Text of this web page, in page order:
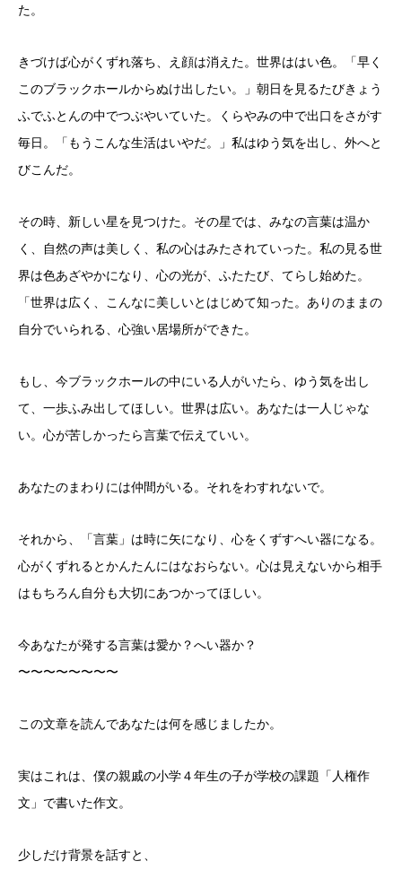
た。
きづけば心がくずれ落ち、え顔は消えた。世界ははい色。「早く
このブラックホールからぬけ出したい。」朝日を見るたびきょう
ふでふとんの中でつぶやいていた。くらやみの中で出口をさがす
毎日。「もうこんな生活はいやだ。」私はゆう気を出し、外へと
びこんだ。
その時、新しい星を見つけた。その星では、みなの言葉は温か
く、自然の声は美しく、私の心はみたされていった。私の見る世
界は色あざやかになり、心の光が、ふたたび、てらし始めた。
「世界は広く、こんなに美しいとはじめて知った。ありのままの
自分でいられる、心強い居場所ができた。
もし、今ブラックホールの中にいる人がいたら、ゆう気を出し
て、一歩ふみ出してほしい。世界は広い。あなたは一人じゃな
い。心が苦しかったら言葉で伝えていい。
あなたのまわりには仲間がいる。それをわすれないで。
それから、「言葉」は時に矢になり、心をくずすへい器になる。
心がくずれるとかんたんにはなおらない。心は見えないから相手
はもちろん自分も大切にあつかってほしい。
今あなたが発する言葉は愛か？へい器か？
〜〜〜〜〜〜〜〜
この文章を読んであなたは何を感じましたか。
実はこれは、僕の親戚の小学４年生の子が学校の課題「人権作
文」で書いた作文。
少しだけ背景を話すと、